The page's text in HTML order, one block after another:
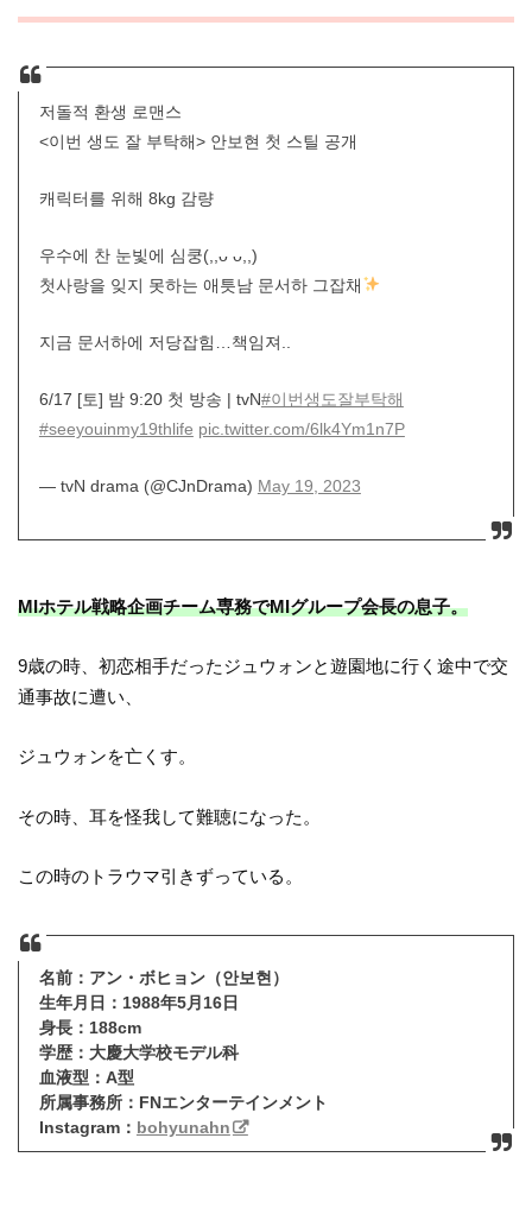
저돌적 환생 로맨스
<이번 생도 잘 부탁해> 안보현 첫 스틸 공개
캐릭터를 위해 8kg 감량
우수에 찬 눈빛에 심쿵(,,ᴗ ᴗ,,)
첫사랑을 잊지 못하는 애틋남 문서하 그잡채
지금 문서하에 저당잡힘…책임져..
6/17 [토] 밤 9:20 첫 방송 | tvN#이번생도잘부탁해
#seeyouinmy19thlife pic.twitter.com/6lk4Ym1n7P
— tvN drama (@CJnDrama) May 19, 2023
MIホテル戦略企画チーム専務でMIグループ会長の息子。
9歳の時、初恋相手だったジュウォンと遊園地に行く途中で交
通事故に遭い、
ジュウォンを亡くす。
その時、耳を怪我して難聴になった。
この時のトラウマ引きずっている。
名前：アン・ボヒョン（안보현）
生年月日：1988年5月16日
身長：188cm
学歴：大慶大学校モデル科
血液型：A型
所属事務所：FNエンターテインメント
Instagram： bohyunahn